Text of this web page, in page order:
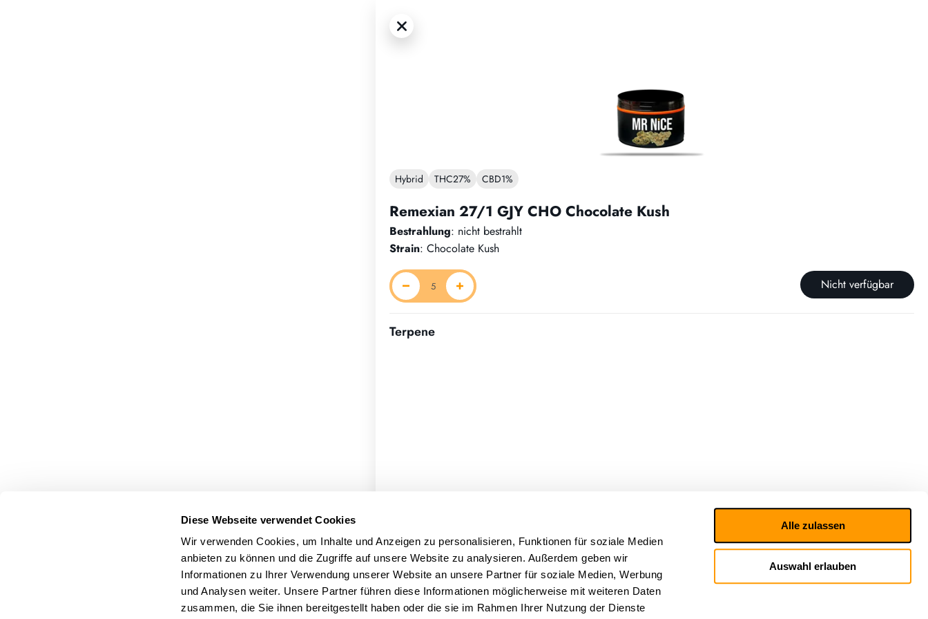
Diese Webseite verwendet Cookies
Wir verwenden Cookies, um Inhalte und Anzeigen zu personalisieren, Funktionen für soziale Medien
anbieten zu können und die Zugriffe auf unsere Website zu analysieren. Außerdem geben wir
Informationen zu Ihrer Verwendung unserer Website an unsere Partner für soziale Medien, Werbung
und Analysen weiter. Unsere Partner führen diese Informationen möglicherweise mit weiteren Daten
zusammen, die Sie ihnen bereitgestellt haben oder die sie im Rahmen Ihrer Nutzung der Dienste
Alle zulassen
Auswahl erlauben
Hybrid THC27% CBD1%
Remexian 27/1 GJY CHO Chocolate Kush
Bestrahlung: nicht bestrahlt
Strain: Chocolate Kush
Nicht verfügbar
Terpene